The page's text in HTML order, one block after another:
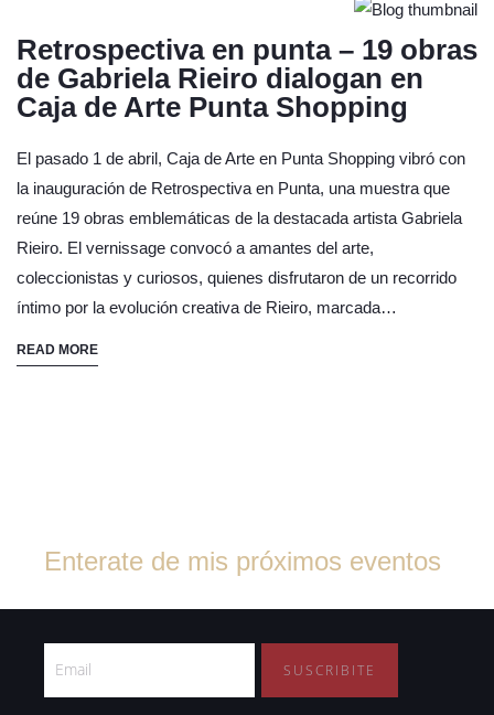
Retrospectiva en punta – 19 obras
de Gabriela Rieiro dialogan en
Caja de Arte Punta Shopping
El pasado 1 de abril, Caja de Arte en Punta Shopping vibró con
la inauguración de Retrospectiva en Punta, una muestra que
reúne 19 obras emblemáticas de la destacada artista Gabriela
Rieiro. El vernissage convocó a amantes del arte,
coleccionistas y curiosos, quienes disfrutaron de un recorrido
íntimo por la evolución creativa de Rieiro, marcada…
READ MORE
Enterate de mis próximos eventos
SUSCRIBITE